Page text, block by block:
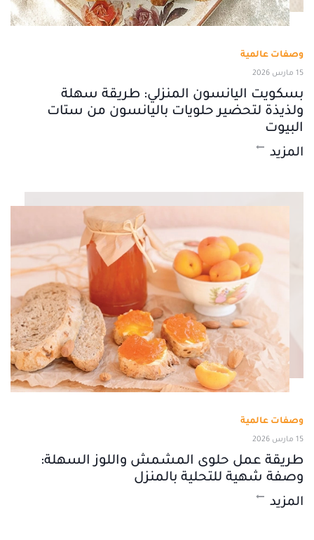
وصفات عالمية
15 مارس 2026
بسكويت اليانسون المنزلي: طريقة سهلة
ولذيذة لتحضير حلويات باليانسون من ستات
البيوت
المزيد
وصفات عالمية
15 مارس 2026
طريقة عمل حلوى المشمش واللوز السهلة:
وصفة شهية للتحلية بالمنزل
المزيد